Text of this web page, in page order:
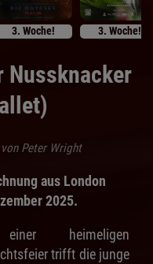
3. Woche! 3. Woche!
Nussknacker
Peter Wright
aus London
2025.
heimeligen
trifft die junge